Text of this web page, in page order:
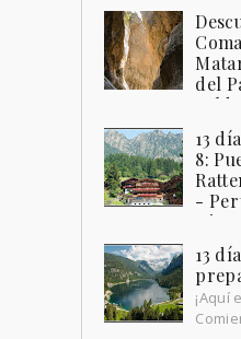
por su playas
que miran al mar.
paradas...
del
La Comarca del
la provincia de
encantos que
parte de llenarte
13
8:
-
Kufstein
Bueno, pues ahí
en Mittersill por
despertar, es
vivimos el día
13
¡Aquí